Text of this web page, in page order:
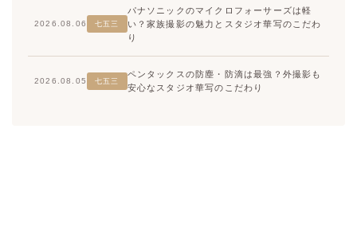
2026.08.06 七五三
パナソニックのマイクロフォーサーズは軽
い？家族撮影の魅力とスタジオ華写のこだわ
り
2026.08.05 七五三
ペンタックスの防塵・防滴は最強？外撮影も
安心なスタジオ華写のこだわり